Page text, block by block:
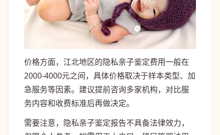
价格方面，江北地区的隐私亲子鉴定费用一般在
2000-4000元之间，具体价格取决于样本类型、加
急服务等因素。建议提前咨询多家机构，对比服
务内容和收费标准后再做决定。
需要注意，隐私亲子鉴定报告不具备法律效力，